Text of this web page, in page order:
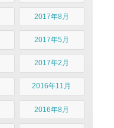
2017年8月
2017年5月
2017年2月
2016年11月
2016年8月